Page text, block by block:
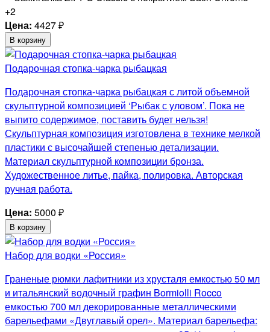
+2
Цена: 4427₽
В корзину
Подарочная стопка-чарка рыбацкая
Подарочная стопка-чарка рыбацкая с литой объемной
скульптурной композицией ‘Рыбак с уловом’. Пока не
выпито содержимое, поставить будет нельзя!
Скульптурная композиция изготовлена в технике мелкой
пластики с высочайшей степенью детализации.
Материал скульптурной композиции бронза.
Художественное литье, пайка, полировка. Авторская
ручная работа.
Цена: 5000 ₽
В корзину
Набор для водки «Россия»
Граненые рюмки лафитники из хрусталя емкостью 50 мл
и итальянский водочный графин Bormiolli Rocco
емкостью 700 мл декорированные металлическими
барельефами «Двуглавый орел». Материал барельефа: